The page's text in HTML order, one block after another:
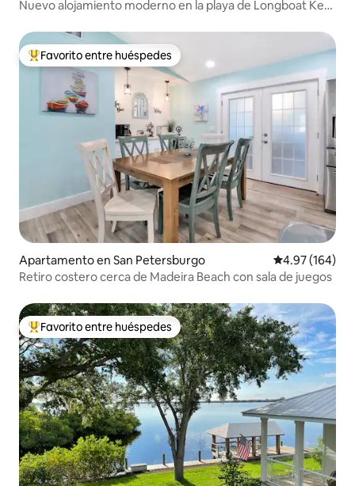
Nuevo alojamiento moderno en la playa de Longboat Key
Favorito entre huéspedes preferido
Favorito entre huéspedes
Apartamento en San Petersburgo Calificación
4.97 (164)
Retiro costero cerca de Madeira Beach con sala de juegos
Favorito entre huéspedes preferido
Favorito entre huéspedes